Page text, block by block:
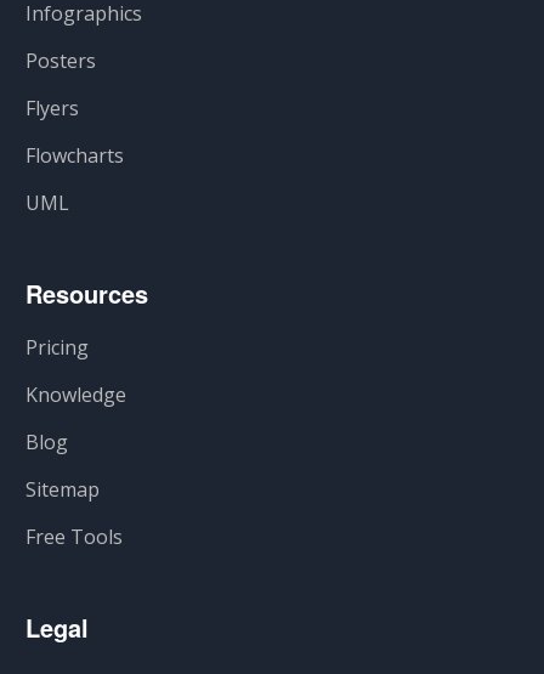
Infographics
Posters
Flyers
Flowcharts
UML
Resources
Pricing
Knowledge
Blog
Sitemap
Free Tools
Legal